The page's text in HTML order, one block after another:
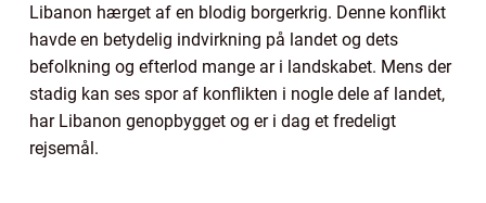
Libanon hærget af en blodig borgerkrig. Denne konflikt
havde en betydelig indvirkning på landet og dets
befolkning og efterlod mange ar i landskabet. Mens der
stadig kan ses spor af konflikten i nogle dele af landet,
har Libanon genopbygget og er i dag et fredeligt
rejsemål.